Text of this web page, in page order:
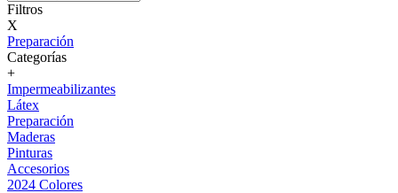
Filtros
X
Preparación
Categorías
+
Impermeabilizantes
Látex
Preparación
Maderas
Pinturas
Accesorios
2024 Colores